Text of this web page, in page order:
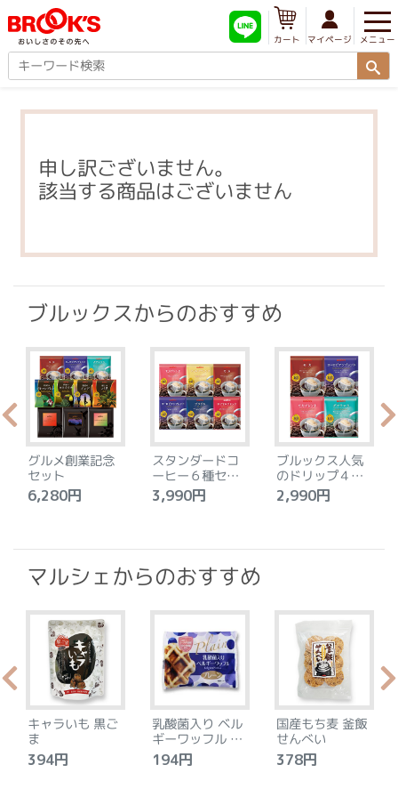
メニュー
マイページ
カート
申し訳ございません。
該当する商品はございません
ブルックスからのおすすめ
グルメ創業記念
セット
6,280円
スタンダードコ
ーヒー６種セッ
ト
3,990円
ブルックス人気
のドリップ４種
セット
2,990円
マルシェからのおすすめ
キャラいも 黒ご
ま
394円
乳酸菌入り ベル
ギーワッフル プ
レーン
194円
国産もち麦 釜飯
せんべい
378円